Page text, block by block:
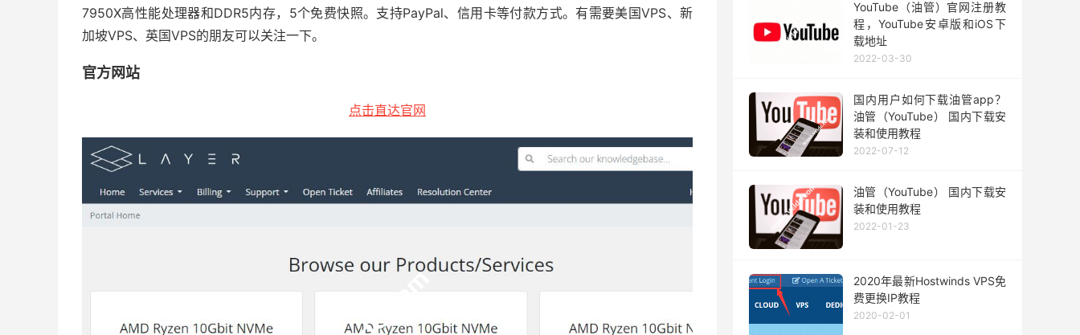
7950X高性能处理器和DDR5内存，5个免费快照。支持PayPal、信用卡等付款方式。有需要美国VPS、新
加坡VPS、英国VPS的朋友可以关注一下。
官方网站
点击直达官网
YouTube（油管）官网注册教
程，YouTube安卓版和iOS下
载地址
2022-03-30
国内用户如何下载油管app？
油管（YouTube） 国内下载安
装和使用教程
2022-07-12
油管（YouTube） 国内下载安
装和使用教程
2022-01-23
2020年最新Hostwinds VPS免
费更换IP教程
2020-02-01